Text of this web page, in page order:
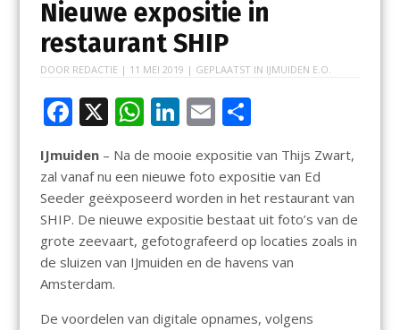
Nieuwe expositie in
restaurant SHIP
DOOR REDACTIE | 11 MEI 2019 | GEPLAATST IN IJMUIDEN E.O.
F
ac
e
b
o
o
k
X W
at
s
A
p
Li
k
e
dI
n
E
ai
l
D
e
n
IJmuiden– Na de mooie expositie van Thijs Zwart,
zal vanaf nu een nieuwe foto expositie van Ed
Seeder geëxposeerd worden in het restaurant van
SHIP. De nieuwe expositie bestaat uit foto’s van de
grote zeevaart, gefotografeerd op locaties zoals in
de sluizen van IJmuiden en de havens van
Amsterdam.
De voordelen van digitale opnames, volgens